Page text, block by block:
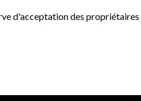
d'acceptation des propriétaires